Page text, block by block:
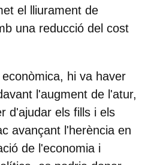
el lliurament de
una reducció del cost
hi va haver
l'augment de l'atur,
d'ajudar els fills i els
avançant l'herència en
de l'economia i